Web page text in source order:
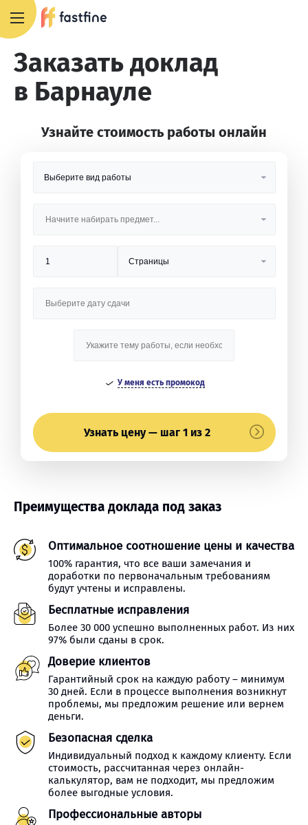
Заказать доклад
в Барнауле
Узнайте стоимость работы онлайн
У меня есть промокод
Узнать цену — шаг 1 из 2
Преимущества доклада под заказ
Оптимальное соотношение цены и качества
100% гарантия, что все ваши замечания и
доработки по первоначальным требованиям
будут учтены и исправлены.
Бесплатные исправления
Более 30 000 успешно выполненных работ. Из них
97% были сданы в срок.
Доверие клиентов
Гарантийный срок на каждую работу – минимум
30 дней. Если в процессе выполнения возникнут
проблемы, мы предложим решение или вернем
деньги.
Безопасная сделка
Индивидуальный подход к каждому клиенту. Если
стоимость, рассчитанная через онлайн-
калькулятор, вам не подходит, мы предложим
более выгодные условия.
Профессиональные авторы